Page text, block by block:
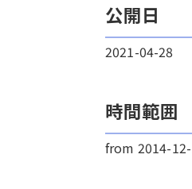
公開日
2021-04-28
時間範囲
from 2014-